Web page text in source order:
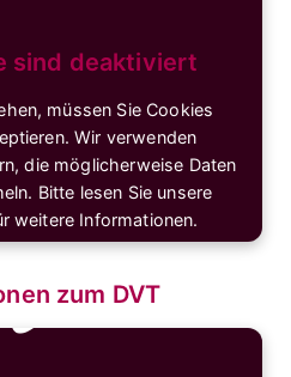
sind deaktiviert
müssen Sie Cookies
Wir verwenden
die möglicherweise Daten
Bitte lesen Sie unsere
weitere Informationen.
& Video anzeigen
zum DVT
🔒